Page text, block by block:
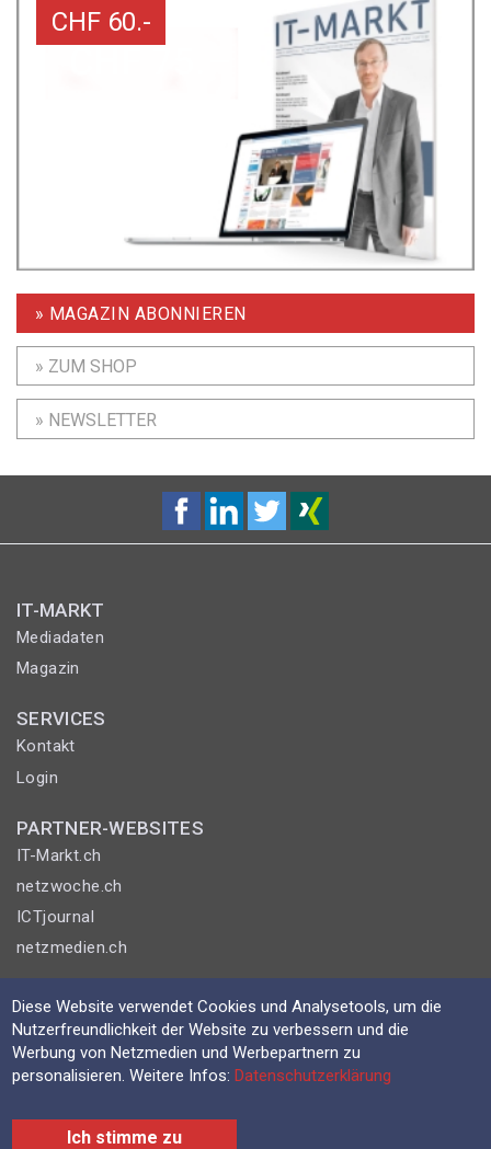
CHF 60.-
» MAGAZIN ABONNIEREN
» ZUM SHOP
» NEWSLETTER
IT-MARKT
Mediadaten
Magazin
SERVICES
Kontakt
Login
PARTNER-WEBSITES
IT-Markt.ch
netzwoche.ch
ICTjournal
netzmedien.ch
© NETZMEDIEN AG 2026
Impressum
AGB
Nutzungsbestimmungen
Datenschutzerklärung
Diese Website verwendet Cookies und Analysetools, um die
Nutzerfreundlichkeit der Website zu verbessern und die
Werbung von Netzmedien und Werbepartnern zu
personalisieren. Weitere Infos:Datenschutzerklärung
Ich stimme zu